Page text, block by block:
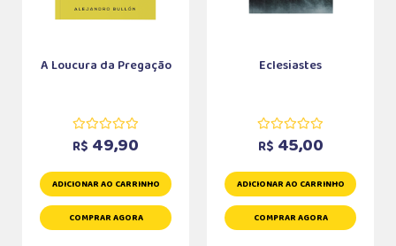
A Loucura da Pregação
R$ 49,90
ADICIONAR AO CARRINHO
COMPRAR AGORA
Eclesiastes
R$ 45,00
ADICIONAR AO CARRINHO
COMPRAR AGORA